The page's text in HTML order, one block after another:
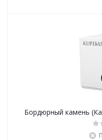
Бордюрный камень